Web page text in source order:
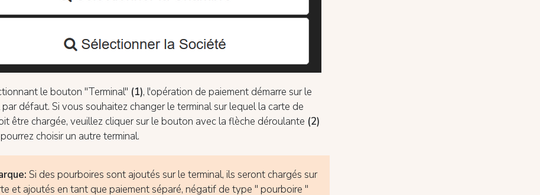
le bouton "Terminal" (1), l'opération de paiement démarre sur le
défaut. Si vous souhaitez changer le terminal sur lequel la carte de
être chargée, veuillez cliquer sur le bouton avec la flèche déroulante (2)
choisir un autre terminal.
Si des pourboires sont ajoutés sur le terminal, ils seront chargés sur
et ajoutés en tant que paiement séparé, négatif de type " pourboire "